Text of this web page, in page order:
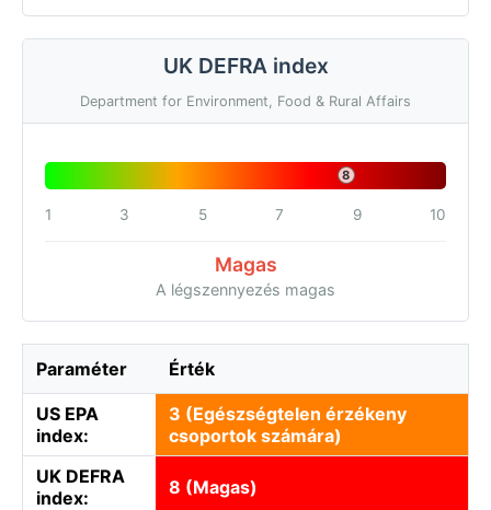
UK DEFRA index
Department for Environment, Food & Rural Affairs
8
1 3 5 7 9 10
Magas
A légszennyezés magas
Paraméter Érték
US EPA
index:
3 (Egészségtelen érzékeny
csoportok számára)
UK DEFRA
index:
8 (Magas)